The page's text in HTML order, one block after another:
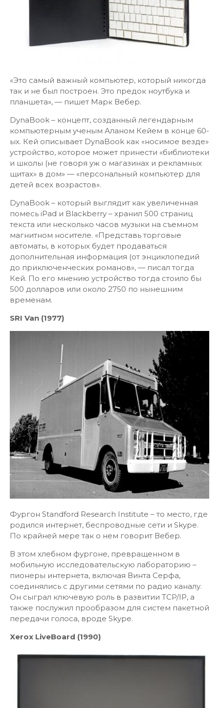
«Это самый важный компьютер, который никогда
так и не был построен. Это предок ноутбука и
планшета», — пишет Марк Вебер.
DynaBook – концепт, созданный легендарным
компьютерным ученым Аланом Кейем в конце 60-
ых. Кей описывает DynaBook как «носимое везде»
устройство, которое может принести «библиотеки
и школы (не говоря уж о магазинах и рекламных
щитах» в дом» — «персональный компьютер для
детей всех возрастов».
DynaBook – который выглядит как увеличенная
помесь iPad и Blackberry – хранил 500 страниц
текста или несколько часов музыки на съемном
магнитном носителе. «Представь торговые
автоматы, в которых будет продаваться
дополнительная информация (от энциклопедий
до приключенческих романов», — писал тогда
Кей. По его мнению устройство тогда стоило бы
500 долларов или около 2750 по нынешним
временам.
SRI Van (1977)
Фургон Standford Research Institute – то место, где
родился интернет, беспроводные сети и Skype.
По крайней мере так о нем говорит Вебер.
В этом хлебном фургоне, превращенном в
мобильную исследовательскую лабораторию –
пионеры интернета, включая Винта Серфа,
соединялись с другими сетями по радио каналу.
Он сыграл ключевую роль в развитии TCP/IP, а
также послужил прообразом для систем пакетной
передачи голоса, вроде Skype.
Xerox LiveBoard (1990)